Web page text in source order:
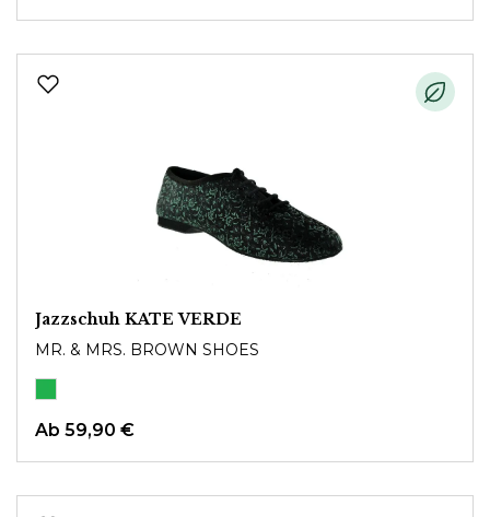
Jazzschuh KATE VERDE
MR. & MRS. BROWN SHOES
Ab 59,90 €